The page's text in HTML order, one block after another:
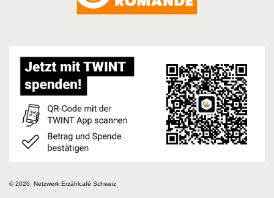
© 2026, Netzwerk Erzählcafé Schweiz